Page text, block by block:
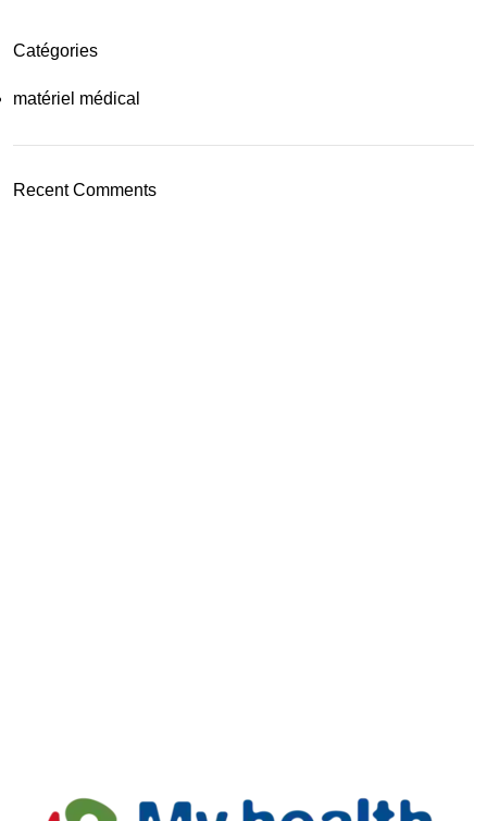
Catégories
matériel médical
Recent Comments